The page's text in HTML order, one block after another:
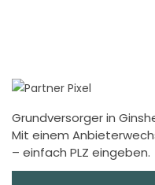
Grundversorger in
Mit einem
– einfach PLZ eingeben.